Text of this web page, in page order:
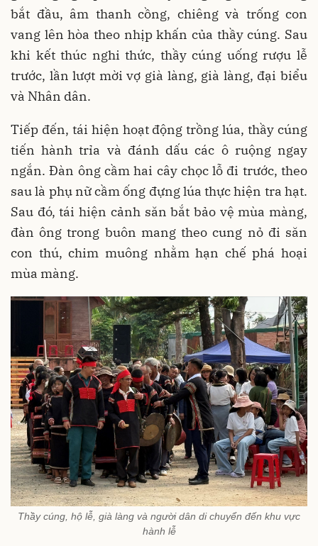
bắt đầu, âm thanh cồng, chiêng và trống con
vang lên hòa theo nhịp khấn của thầy cúng. Sau
khi kết thúc nghi thức, thầy cúng uống rượu lễ
trước, lần lượt mời vợ già làng, già làng, đại biểu
và Nhân dân.
Tiếp đến, tái hiện hoạt động trồng lúa, thầy cúng
tiến hành trỉa và đánh dấu các ô ruộng ngay
ngắn. Đàn ông cầm hai cây chọc lỗ đi trước, theo
sau là phụ nữ cầm ống đựng lúa thực hiện tra hạt.
Sau đó, tái hiện cảnh săn bắt bảo vệ mùa màng,
đàn ông trong buôn mang theo cung nỏ đi săn
con thú, chim muông nhằm hạn chế phá hoại
mùa màng.
Thầy cúng, hộ lễ, già làng và người dân di chuyển đến khu vực
hành lễ